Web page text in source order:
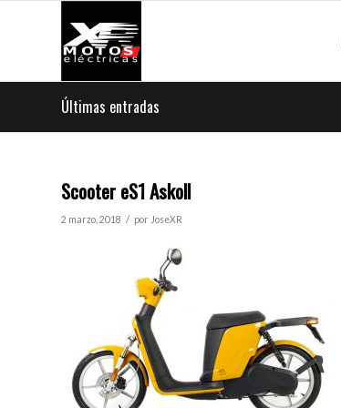
Últimas entradas
Scooter eS1 Askoll
2 marzo, 2018 / por JoseXR